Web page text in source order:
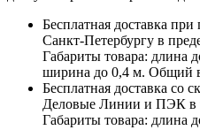
Бесплатная доставка
Санкт-Петербургу в
Габариты товара: длина
ширина до 0,4 м. Общий
Бесплатная доставка со
Деловые Линии и ПЭК в
Габариты товара: длина